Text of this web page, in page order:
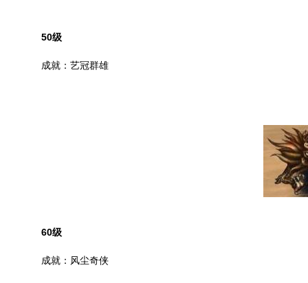
50级
成就：艺冠群雄
60级
成就：风尘奇侠